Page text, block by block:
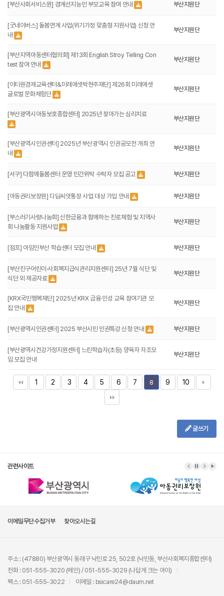
[부산사회서비스원] 경계선지능인 부모교육 참여 안내 부산지원단
[굿네이버스] 돌봄연계 사업(위기가정 맞춤형 지원사업) 신청 안
내
부산지원단
[부산지역아동센터협의회] 제13회 English Stroy Telling Con
test 참여 안내
부산지원단
[이티원경제교육센터&미래에셋박현주재단] 제26회 미래에셋
글로벌 문화체험단
부산지원단
[부산광역시아동보호종합센터] 2025년 찾아가는 심리치료
부산지원단
[부산광역시인권센터] 2025년 부산광역시 인권공모전 개최 안
내
부산지원단
[서구] 다함께돌봄센터 운영 민간위탁 수탁자 모집 공고 부산지원단
[아동권리보장원] 디딤씨앗통장 사업 대상 가입 안내 부산지원단
[부스러기사랑나눔회] 신한금융과 함께하는 진로체험 및 지역사
회 나눔활동 지원사업
부산지원단
[점프] 아임인부산 학습센터 모집 안내 부산지원단
[부산진구어린이·사회복지급식관리지원센터] 25년 7월 식단 및
식단 외 제공자료
부산지원단
[KRX국민행복재단] 2025년 KRX 금융·인성 교육 참여기관 모
집 안내
부산지원단
[부산광역시인권센터] 2025 부산시민 인권특강 신청 안내 부산지원단
[부산광역시건강가정지원센터] 느린학습자(초등) 양육자 자조모
임 모집 안내
부산지원단
1 2 3 4 5 6 7 8 9 10
글쓰기
관련사이트
이메일무단수집거부 찾아오시는길
주소 : (47880) 부산광역시 동래구 낙민로 25, 502호 (낙민동, 부산사회복지종합센터)
전화 : 051-555-3020 (메인) / 051-555-3029 (나답게 크는 아이)
팩스 : 051-555-3022
이메일 : bsicare24@daum.net